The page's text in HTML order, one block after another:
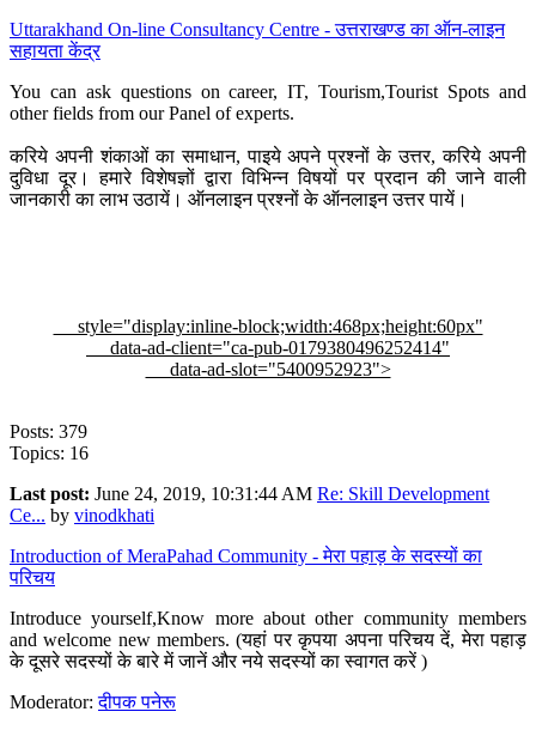
Uttarakhand On-line Consultancy Centre - उत्तराखण्ड का ऑन-लाइन
सहायता केंद्र
You can ask questions on career, IT, Tourism,Tourist Spots and
other fields from our Panel of experts.
करिये अपनी शंकाओं का समाधान, पाइये अपने प्रश्नों के उत्तर, करिये अपनी
दुविधा दूर। हमारे विशेषज्ञों द्वारा विभिन्न विषयों पर प्रदान की जाने वाली
जानकारी का लाभ उठायें। ऑनलाइन प्रश्नों के ऑनलाइन उत्तर पायें।
style="display:inline-block;width:468px;height:60px"
data-ad-client="ca-pub-0179380496252414"
data-ad-slot="5400952923">
Posts: 379
Topics: 16
Last post: June 24, 2019, 10:31:44 AM Re: Skill Development
Ce... by vinodkhati
Introduction of MeraPahad Community - मेरा पहाड़ के सदस्यों का
परिचय
Introduce yourself,Know more about other community members
and welcome new members. (यहां पर कृपया अपना परिचय दें, मेरा पहाड़
के दूसरे सदस्यों के बारे में जानें और नये सदस्यों का स्वागत करें )
Moderator:दीपक पनेरू